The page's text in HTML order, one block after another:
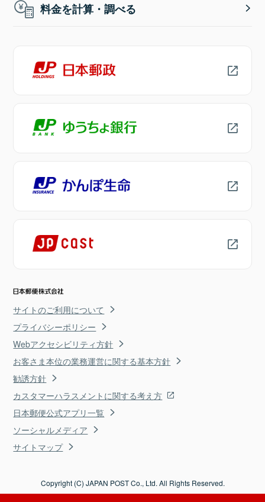
料金を計算・調べる
サイトのご利用について
プライバシーポリシー
Webアクセシビリティ方針
お客さま本位の業務運営に関する基本方針
勧誘方針
カスタマーハラスメントに関する考え方
日本郵便公式アプリ一覧
ソーシャルメディア
サイトマップ
Copyright (C) JAPAN POST Co., Ltd. All Rights Reserved.